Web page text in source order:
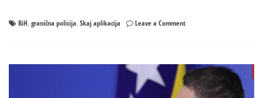
BiH granična policija Skaj aplikacija Leave a Commenton
policije
uhvaćeni
u